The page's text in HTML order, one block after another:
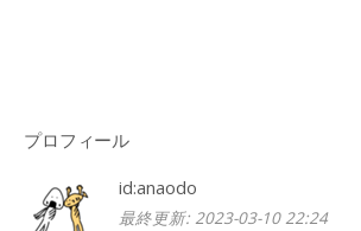
プロフィール
id:anaodo
最終更新: 2023-03-10 22:24